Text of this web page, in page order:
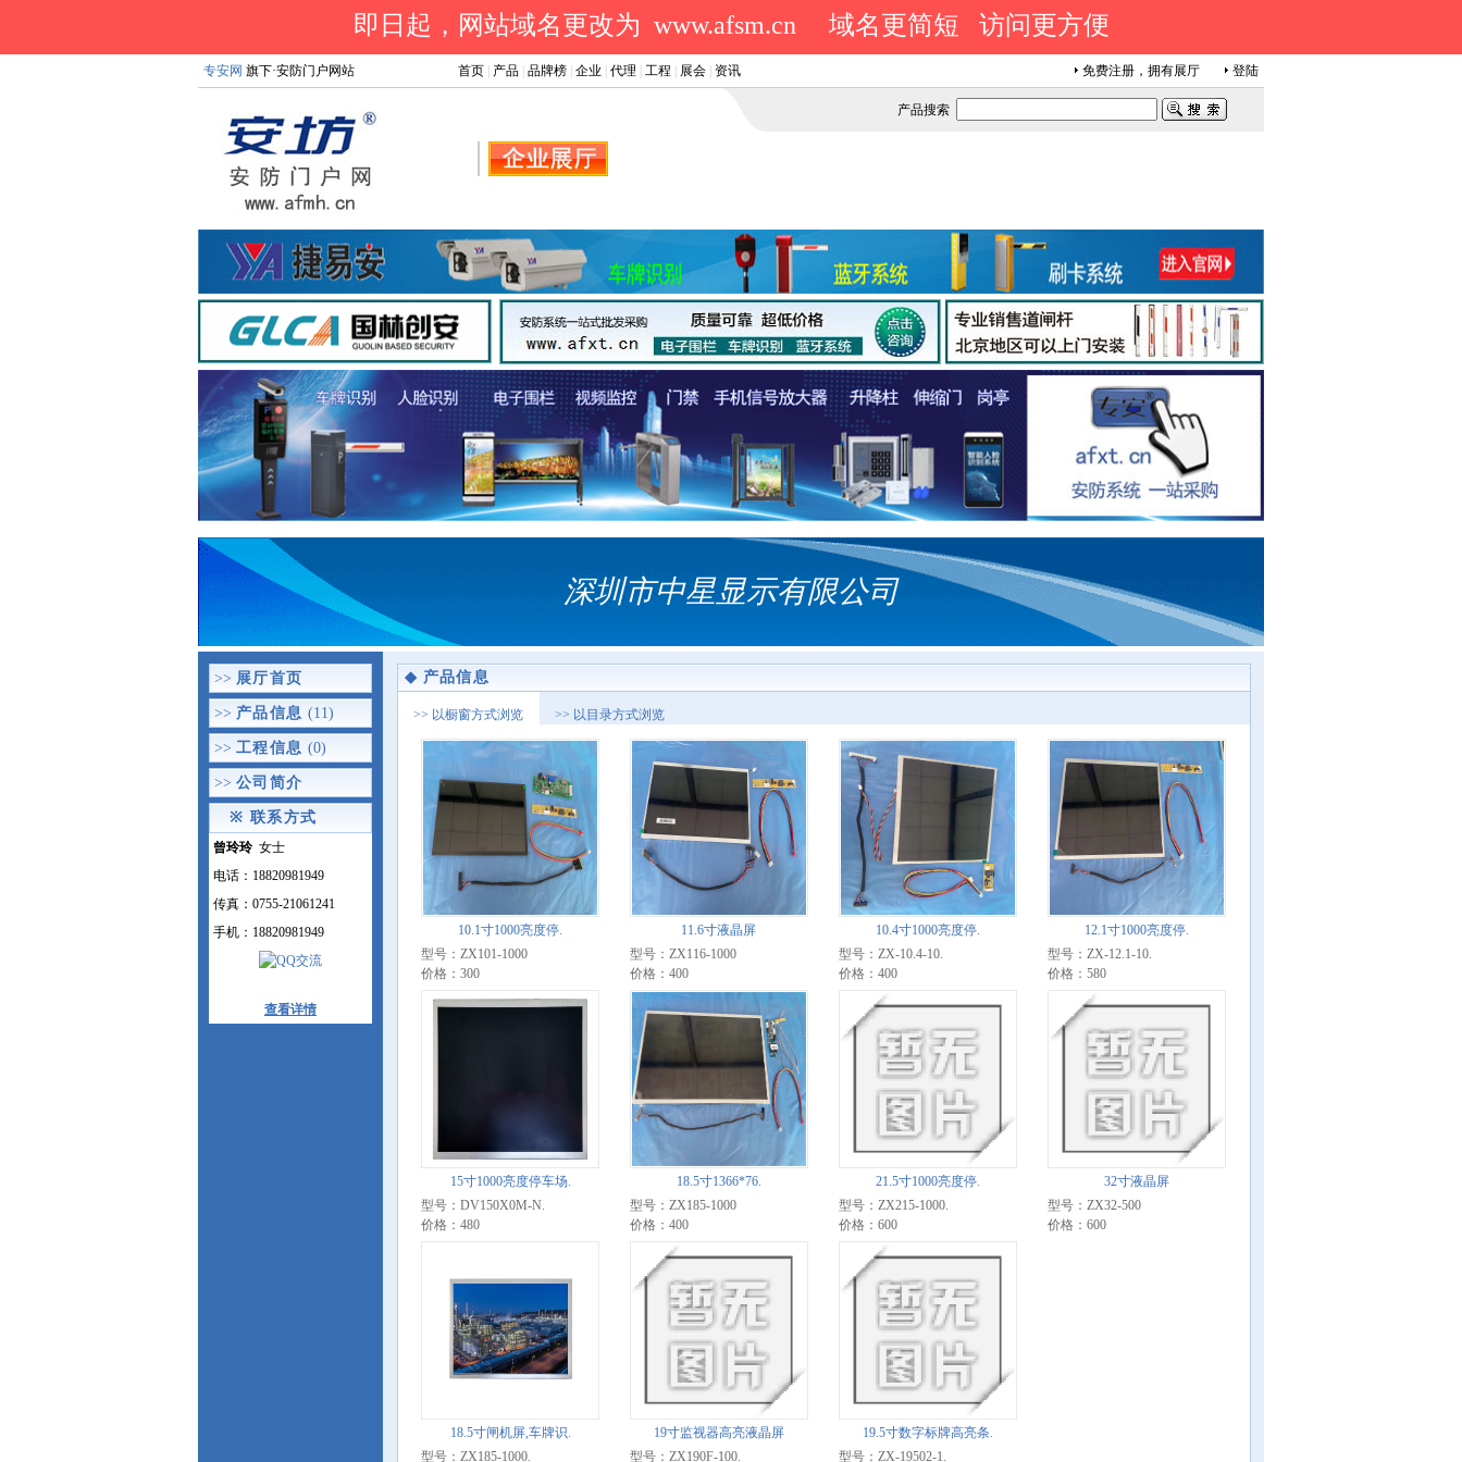
即日起，网站域名更改为 www.afsm.cn 域名更简短 访问更方便
专安网 旗下·安防门户网站 首页 产品 品牌榜 企业 代理 工程 展会 资讯 免费注册，拥有展厅 登陆
产品搜索
深圳市中星显示有限公司
>> 展厅首页
>> 产品信息 (11)
>> 工程信息 (0)
>> 公司简介
※ 联系方式
曾玲玲 女士
电话：18820981949
传真：0755-21061241
手机：18820981949
查看详情
◆ 产品信息
>> 以橱窗方式浏览 >> 以目录方式浏览
10.1寸1000亮度停.
型号：ZX101-1000
价格：300
11.6寸液晶屏
型号：ZX116-1000
价格：400
10.4寸1000亮度停.
型号：ZX-10.4-10.
价格：400
12.1寸1000亮度停.
型号：ZX-12.1-10.
价格：580
15寸1000亮度停车场.
型号：DV150X0M-N.
价格：480
18.5寸1366*76.
型号：ZX185-1000
价格：400
21.5寸1000亮度停.
型号：ZX215-1000.
价格：600
32寸液晶屏
型号：ZX32-500
价格：600
18.5寸闸机屏,车牌识.
型号：ZX185-1000.
19寸监视器高亮液晶屏
型号：ZX190F-100.
19.5寸数字标牌高亮条.
型号：ZX-19502-1.